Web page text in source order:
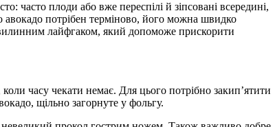
часто плоди або вже переспілі й зіпсовані всередині,
авокадо потрібен терміново, його можна швидко
лайфгаком, який допоможе прискорити
часу чекати немає. Для цього потрібно закип’ятити
щільно загорнуте у фольгу.